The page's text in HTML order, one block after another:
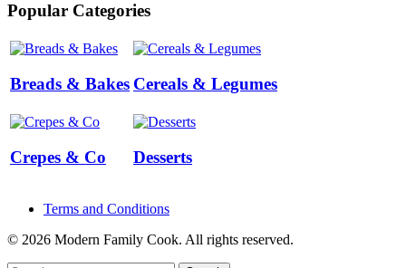
Popular Categories
Breads & Bakes Cereals & Legumes
Crepes & Co Desserts
Terms and Conditions
© 2026 Modern Family Cook. All rights reserved.